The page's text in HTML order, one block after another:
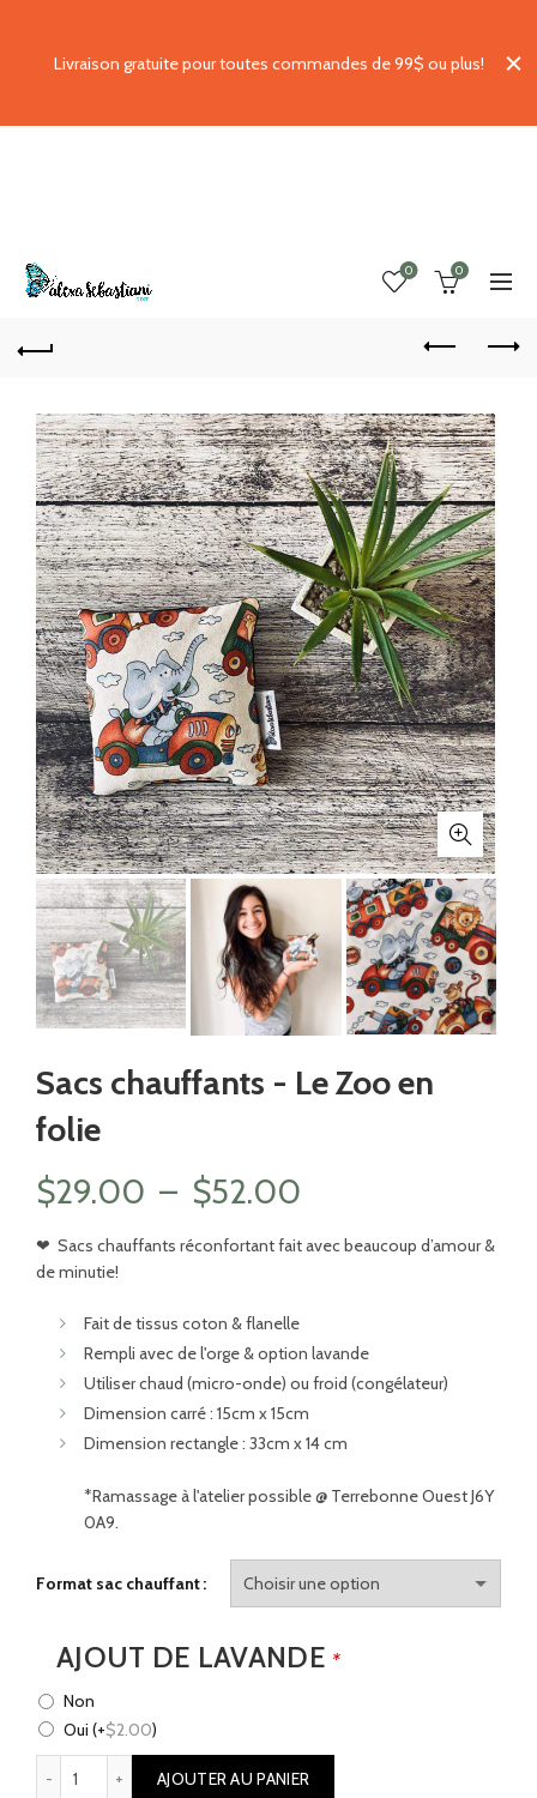
0 0
Sacs chauffants - Le Zoo en
folie
$29.00 – $52.00
de
$29.00
à
$52.00
❤ Sacs chauffants réconfortant fait avec beaucoup d’amour &
de minutie!
Fait de tissus coton & flanelle
Rempli avec de l'orge & option lavande
Utiliser chaud (micro-onde) ou froid (congélateur)
Dimension carré : 15cm x 15cm
Dimension rectangle : 33cm x 14 cm
*Ramassage à l'atelier possible @ Terrebonne Ouest J6Y
0A9.
Format sac chauffant
AJOUT DE LAVANDE*
Non
Oui (+$2.00)
AJOUTER AU PANIER
Livraison gratuite pour toutes commandes de 99$ ou plus!